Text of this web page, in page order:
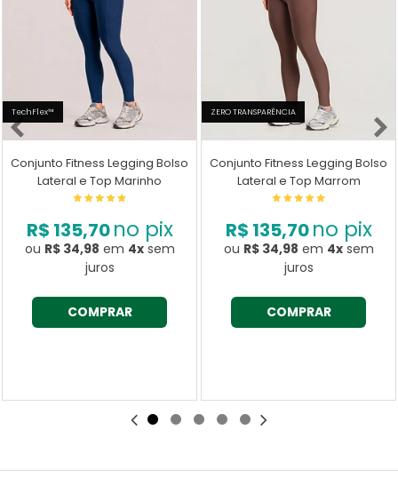
TechFlex™
Conjunto Fitness Legging Bolso
Lateral e Top Marinho
R$ 135,70no pix
ou R$ 34,98 em 4xsem
juros
COMPRAR
ZERO TRANSPARÊNCIA
Conjunto Fitness Legging Bolso
Lateral e Top Marrom
R$ 135,70no pix
ou R$ 34,98 em 4xsem
juros
COMPRAR